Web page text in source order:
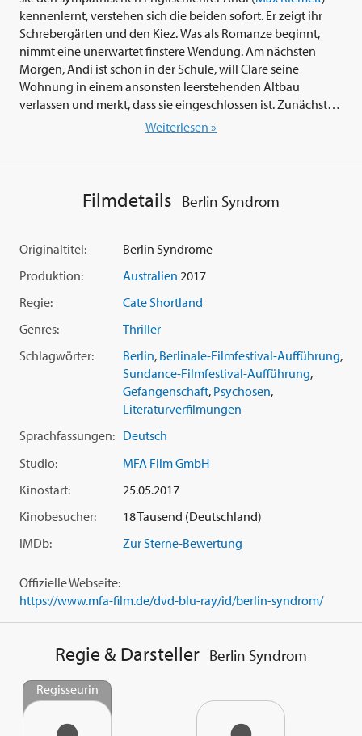
kennenlernt, verstehen sich die beiden sofort. Er zeigt ihr
Schrebergärten und den Kiez. Was als Romanze beginnt,
nimmt eine unerwartet finstere Wendung. Am nächsten
Morgen, Andi ist schon in der Schule, will Clare seine
Wohnung in einem ansonsten leerstehenden Altbau
verlassen und merkt, dass sie eingeschlossen ist. Zunächst
glaubt sie an ein Versehen. Doch Andi hat nicht vor, sie
'Somersault - Wie Parfum in der Luft' 2004 und 'Lore' 2012)
erneut das beeindruckende Porträt einer weiblichen
Bestseller von Melanie Joosten sprengt 'Berlin Syndrom'
Geschichte einer jungen Berlin-Touristin, die sich erst durch
eine schier ausweglos erscheinende Extremsituation ihrer
Charaktere in Extremsituationen und ihre Veränderungen",
sagt Shortland. "Da ist Andi, der die einzelnen Teile seines
Lebens in so klare Schubladen teilen kann, dass alles so
vermeintlich vernünftig daherkommt. Und da ist natürlich
Clare, die aus einer merkwürdigen Sehnsucht bei Andi bleibt
besetzt mit Stars wieMax Riemelt
Matthias Habich
feierte Shortlands Film seine Uraufführung
im Panorama der 'Berlinale' und wurde schließlich bei den
'Fantasy Filmfest Nights' 2017 gezeigt.
Weiterlesen »
Filmdetails Berlin Syndrom
Originaltitel:
Berlin Syndrome
Produktion:
Australien 2017
Regie:
Cate Shortland
Genres:
Thriller
Schlagwörter:
Berlin, Berlinale-Filmfestival-Aufführung,
Sundance-Filmfestival-Aufführung,
Gefangenschaft, Psychosen,
Literaturverfilmungen
Sprachfassungen: Deutsch
Studio:
MFA Film GmbH
Kinostart:
25.05.2017
Kinobesucher:
18 Tausend (Deutschland)
IMDb:
Zur Sterne-Bewertung
Offizielle Webseite:
https://www.mfa-film.de/dvd-blu-ray/id/berlin-syndrom/
Regie & Darsteller Berlin Syndrom
Regisseurin